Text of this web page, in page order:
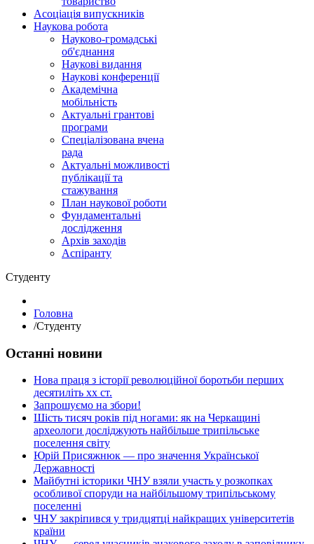
Асоціація випускників
Наукова робота
Науково-громадські
об'єднання
Наукові видання
Наукові конференції
Академічна
мобільність
Актуальні грантові
програми
Спеціалізована вчена
рада
Актуальні можливості
публікації та
стажування
План наукової роботи
Фундаментальні
дослідження
Архів заходів
Аспіранту
Студенту
Головна
/Студенту
Останні новини
Нова праця з історії революційної боротьби перших
десятиліть хх ст.
Запрошуємо на збори!
Шість тисяч років під ногами: як на Черкащині
археологи досліджують найбільше трипільське
поселення світу
Юрій Присяжнюк — про значення Української
Державності
Майбутні історики ЧНУ взяли участь у розкопках
особливої споруди на найбільшому трипільському
поселенні
ЧНУ закріпився у тридцятці найкращих університетів
країни